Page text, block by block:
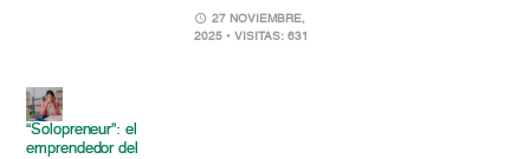
27 NOVIEMBRE,
2025 • VISITAS: 631
“Solopreneur”: el
emprendedor del